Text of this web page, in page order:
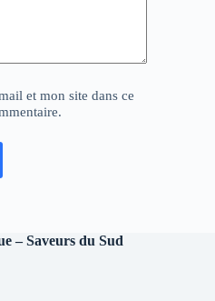
et mon site dans ce
– Saveurs du Sud